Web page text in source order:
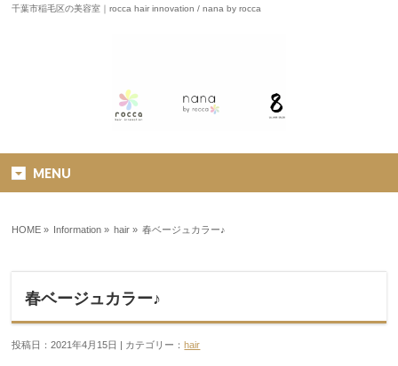
千葉市稲毛区の美容室｜rocca hair innovation / nana by rocca
MENU
HOME » Information » hair » 春ベージュカラー♪
春ベージュカラー♪
投稿日：2021年4月15日 | カテゴリー：hair